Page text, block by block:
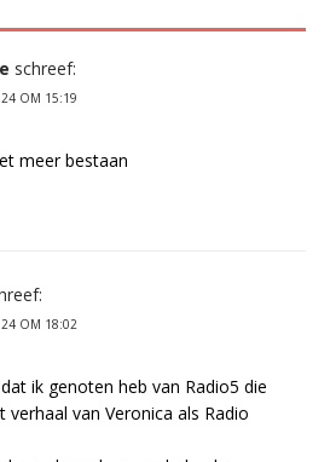
schreef:
OM 15:19
meer bestaan
OM 18:02
ik genoten heb van Radio5 die
van Veronica als Radio